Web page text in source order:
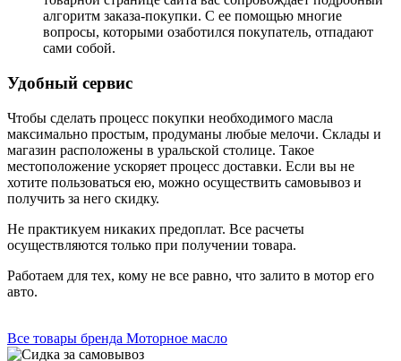
алгоритм заказа-покупки. С ее помощью многие
вопросы, которыми озаботился покупатель, отпадают
сами собой.
Удобный сервис
Чтобы сделать процесс покупки необходимого масла
максимально простым, продуманы любые мелочи. Склады и
магазин расположены в уральской столице. Такое
местоположение ускоряет процесс доставки. Если вы не
хотите пользоваться ею, можно осуществить самовывоз и
получить за него скидку.
Не практикуем никаких предоплат. Все расчеты
осуществляются только при получении товара.
Работаем для тех, кому не все равно, что залито в мотор его
авто.
Все товары бренда Моторное масло